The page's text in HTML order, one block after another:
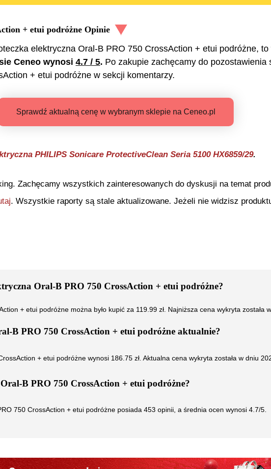
+ etui podróżne Opinie
elektryczna Oral-B PRO 750 CrossAction + etui podróżne, to
Ceneo wynosi 4.7 / 5. Po zakupie zachęcamy do pozostawienia
+ etui podróżne w sekcji komentarzy.
Sprawdź aktualną cenę w wybranym sklepie na Ceneo.pl
PHILIPS Sonicare ProtectiveClean Seria 5100 HX6859/29.
Zachęcamy wszystkich zainteresowanych do dyskusji na temat
. Wszystkie raporty są stale aktualizowane. Jeżeli nie widzisz
Oral-B PRO 750 CrossAction + etui podróżne?
+ etui podróżne można było kupić za 119.99 zł. Najniższa cena wykryta została
B PRO 750 CrossAction + etui podróżne aktualnie?
+ etui podróżne wynosi 186.75 zł. Aktualna cena wykryta została w dniu
Oral-B PRO 750 CrossAction + etui podróżne?
750 CrossAction + etui podróżne posiada 453 opinii, a średnia ocen wynosi 4.7/5.